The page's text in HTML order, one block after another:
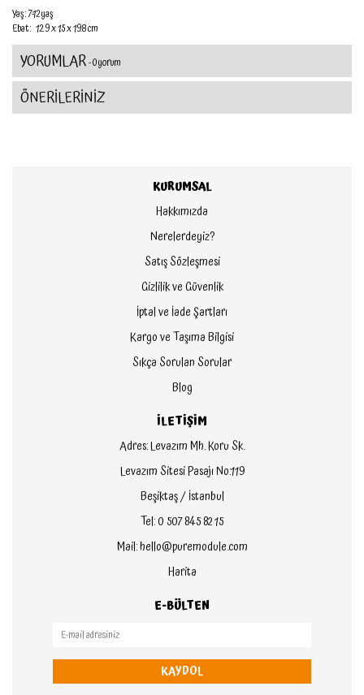
Yaş : 7-12 yaş
Ebat : 12.9 x 1.5 x 19.8 cm
YORUMLAR- 0 yorum
ÖNERİLERİNİZ
KURUMSAL
Hakkımızda
Nerelerdeyiz?
Satış Sözleşmesi
Gizlilik ve Güvenlik
İptal ve İade Şartları
Kargo ve Taşıma Bilgisi
Sıkça Sorulan Sorular
Blog
İLETİŞİM
Adres: Levazım Mh. Koru Sk.
Levazım Sitesi Pasajı No:119
Beşiktaş / İstanbul
Tel: 0 507 845 82 15
Mail: hello@puremodule.com
Harita
E-BÜLTEN
KAYDOL